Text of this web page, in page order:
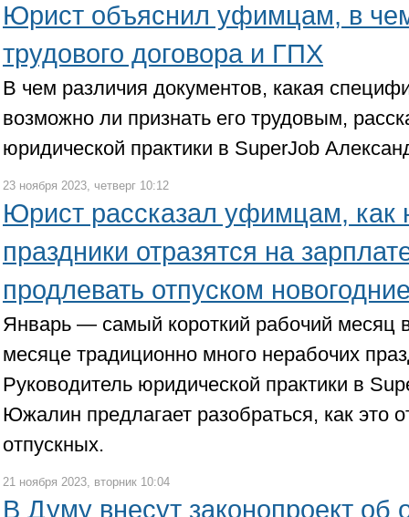
Юрист объяснил уфимцам, в
трудового договора и ГПХ
В чем различия документов, какая
возможно ли признать его трудовым,
юридической практики в SuperJob
23 ноября 2023, четверг 10:12
Юрист рассказал уфимцам, как
праздники отразятся на
продлевать отпуском
Январь — самый короткий рабочий месяц
месяце традиционно много нерабочих
Руководитель юридической практики в
Южалин предлагает разобраться, как это
отпускных.
21 ноября 2023, вторник 10:04
В Думу внесут законопроект об